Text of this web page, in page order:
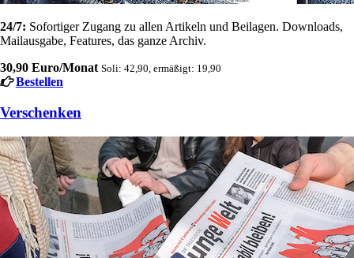
24/7: Sofortiger Zugang zu allen Artikeln und Beilagen. Downloads,
Mailausgabe, Features, das ganze Archiv.
30,90 Euro/Monat Soli: 42,90, ermäßigt: 19,90
Bestellen
Verschenken